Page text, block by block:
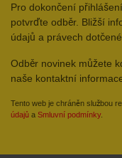
Pro dokončení
potvrďte odběr. Bližší
údajů a právech
Odběr novinek můžete
naše kontaktní
Tento web je chráněn službou
údajů a Smluvní podmínky.